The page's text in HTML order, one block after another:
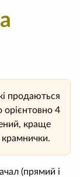
продаються
орієнтовно 4
краще
крамнички.
(прямий і